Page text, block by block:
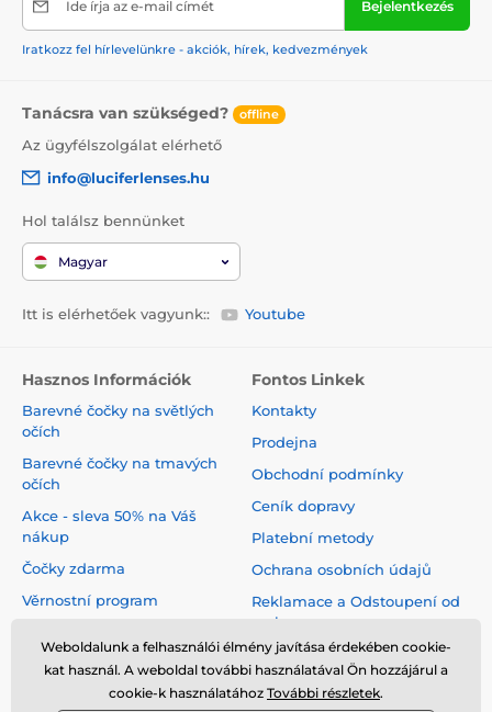
Ide írja az e-mail címét Bejelentkezés
Iratkozz fel hírlevelünkre - akciók, hírek, kedvezmények
Tanácsra van szükséged? offline
Az ügyfélszolgálat elérhető
info@luciferlenses.hu
Hol találsz bennünket
Magyar
Itt is elérhetőek vagyunk:: Youtube
Hasznos Információk
Barevné čočky na světlých
očích
Barevné čočky na tmavých
očích
Akce - sleva 50% na Váš
nákup
Čočky zdarma
Věrnostní program
Virtuální zrcadlo
Fontos Linkek
Kontakty
Prodejna
Obchodní podmínky
Ceník dopravy
Platební metody
Ochrana osobních údajů
Reklamace a Odstoupení od
smlouvy
Weboldalunk a felhasználói élmény javítása érdekében cookie-
kat használ. A weboldal további használatával Ön hozzájárul a
cookie-k használatához További részletek.